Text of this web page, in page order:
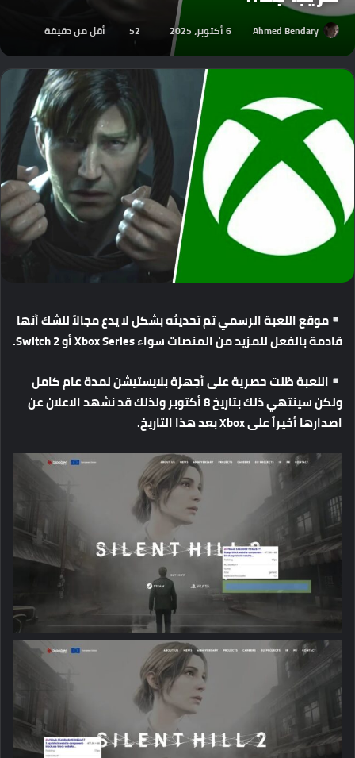
Ahmed Bendary 6 أكتوبر، 2025 52 أقل من دقيقة
موقعاللعبةالرسميتمتحديثهبشكللايدعمجالاًللشكأنها
قادمةبالفعلللمزيدمنالمنصاتسواء أو
اللعبةظلتحصريةعلىأجهزةبلايستيشنلمدةعامكامل
ولكنسينتهيذلكبتاريخ أكتوبرولذلكقدنشهدالاعلانعن
اصدارهاأخيراًعلى بعدهذاالتاريخ.